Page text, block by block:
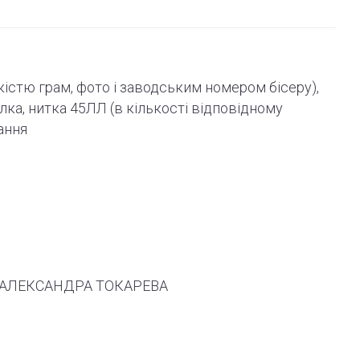
грам, фото і заводським номером бісеру),
нитка 45ЛЛ (в кількості відповідному
АЛЕКСАНДРА ТОКАРЕВА